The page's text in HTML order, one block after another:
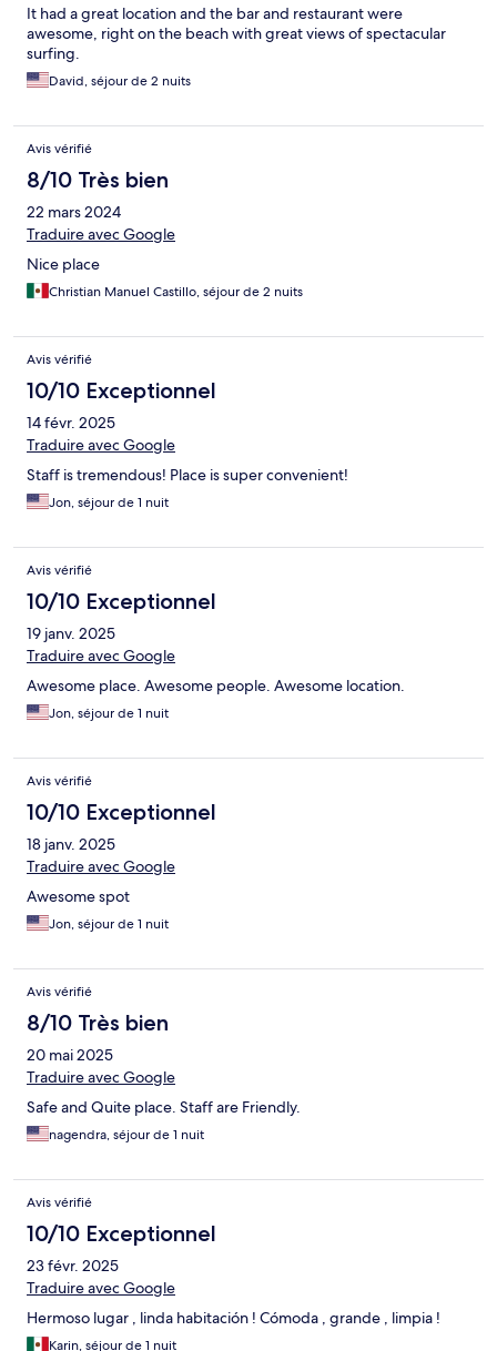
It had a great location and the bar and restaurant were
awesome, right on the beach with great views of spectacular
surfing.
David, séjour de 2 nuits
Avis vérifié
8/10 Très bien
22 mars 2024
Traduire avec Google
Nice place
Christian Manuel Castillo, séjour de 2 nuits
Avis vérifié
10/10 Exceptionnel
14 févr. 2025
Traduire avec Google
Staff is tremendous! Place is super convenient!
Jon, séjour de 1 nuit
Avis vérifié
10/10 Exceptionnel
19 janv. 2025
Traduire avec Google
Awesome place. Awesome people. Awesome location.
Jon, séjour de 1 nuit
Avis vérifié
10/10 Exceptionnel
18 janv. 2025
Traduire avec Google
Awesome spot
Jon, séjour de 1 nuit
Avis vérifié
8/10 Très bien
20 mai 2025
Traduire avec Google
Safe and Quite place. Staff are Friendly.
nagendra, séjour de 1 nuit
Avis vérifié
10/10 Exceptionnel
23 févr. 2025
Traduire avec Google
Hermoso lugar , linda habitación ! Cómoda , grande , limpia !
Karin, séjour de 1 nuit